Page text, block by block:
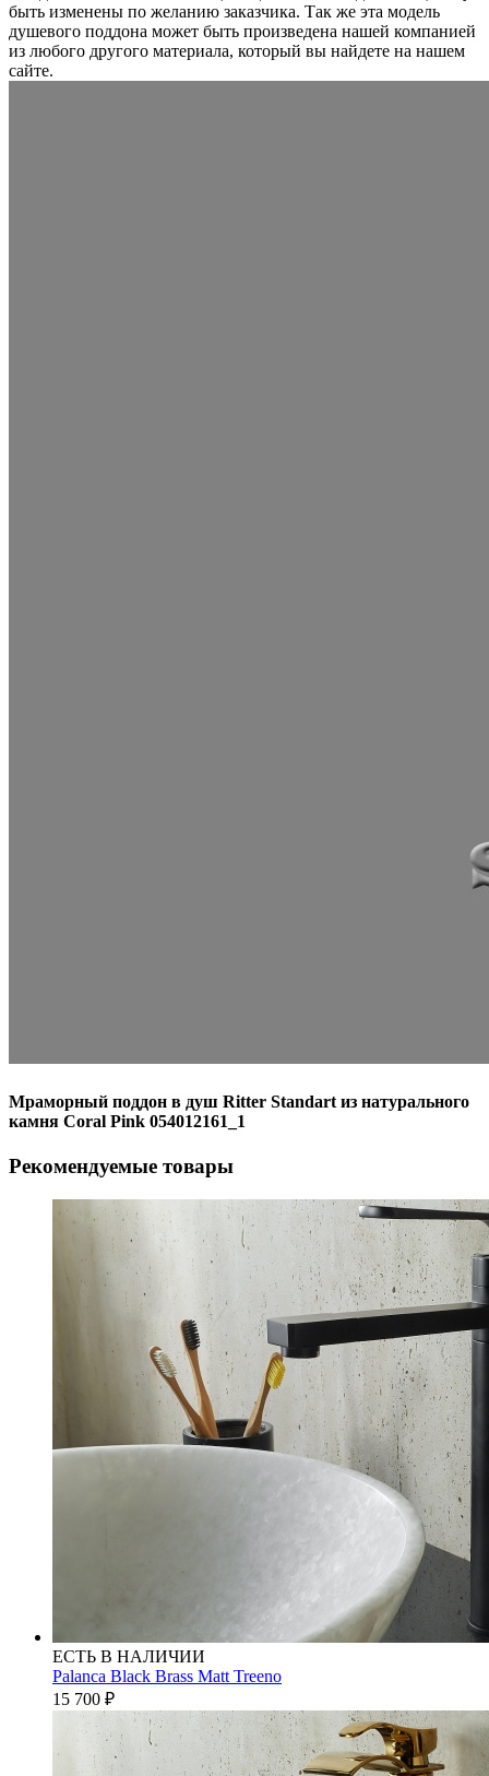
быть изменены по желанию заказчика. Так же эта модель
душевого поддона может быть произведена нашей компанией
из любого другого материала, который вы найдете на нашем
сайте.
Мраморный поддон в душ Ritter Standart из натурального
камня Coral Pink 054012161_1
Рекомендуемые товары
ЕСТЬ В НАЛИЧИИ
Palanca Black Brass Matt Treeno
15 700 ₽